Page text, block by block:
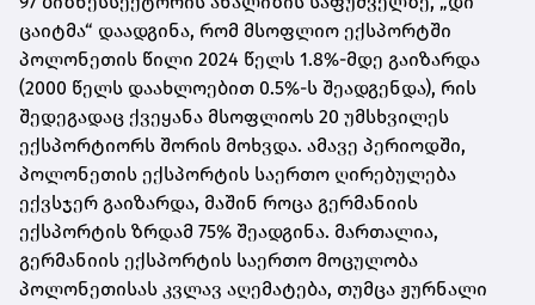
ცაიტმა“ დაადგინა, რომ მსოფლიო ექსპორტში
პოლონეთის წილი 2024 წელს 1.8%-მდე გაიზარდა
(2000 წელს დაახლოებით 0.5%-ს შეადგენდა), რის
შედეგადაც ქვეყანა მსოფლიოს 20 უმსხვილეს
ექსპორტიორს შორის მოხვდა. ამავე პერიოდში,
პოლონეთის ექსპორტის საერთო ღირებულება
ექვსჯერ გაიზარდა, მაშინ როცა გერმანიის
ექსპორტის ზრდამ 75% შეადგინა. მართალია,
გერმანიის ექსპორტის საერთო მოცულობა
პოლონეთისას კვლავ აღემატება, თუმცა ჟურნალი